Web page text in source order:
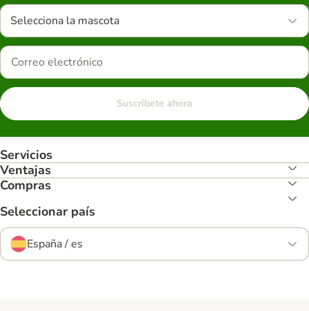
Selecciona la mascota
Suscríbete ahora
Servicios
Ventajas
Compras
Seleccionar país
España / es